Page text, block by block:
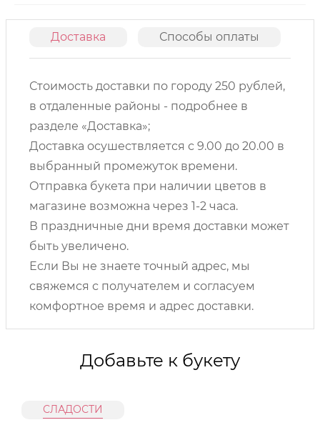
Доставка Способы оплаты
Стоимость доставки по городу 250 рублей,
в отдаленные районы - подробнее в
разделе «Доставка»;
Доставка осушествляется с 9.00 до 20.00 в
выбранный промежуток времени.
Отправка букета при наличии цветов в
магазине возможна через 1-2 часа.
В праздничные дни время доставки может
быть увеличено.
Если Вы не знаете точный адрес, мы
свяжемся с получателем и согласуем
комфортное время и адрес доставки.
Добавьте к букету
СЛАДОСТИ